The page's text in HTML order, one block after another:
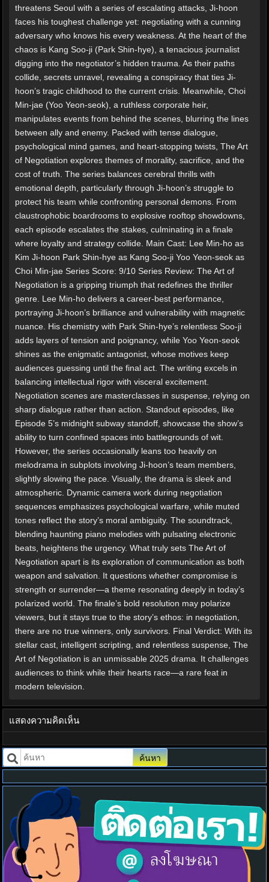
threatens Seoul with a series of escalating attacks, Ji-hoon
faces his toughest challenge yet: negotiating with a cunning
adversary who knows his every weakness. At the heart of the
chaos is Kang Soo-ji (Park Shin-hye), a tenacious journalist
digging into the negotiator’s hidden trauma. As their paths
collide, secrets unravel, revealing a conspiracy that ties Ji-
hoon’s tragic childhood to the current crisis. Meanwhile, Choi
Min-jae (Yoo Yeon-seok), a ruthless corporate heir,
manipulates events from behind the scenes, blurring the lines
between ally and enemy. Packed with tense dialogue,
psychological mind games, and heart-stopping twists, The Art
of Negotiation explores themes of morality, sacrifice, and the
cost of truth. The series balances cerebral thrills with
emotional depth, particularly through Ji-hoon’s struggle to
protect his team while confronting personal demons. From
claustrophobic boardrooms to explosive rooftop showdowns,
each episode escalates the stakes, culminating in a finale
where loyalty and strategy collide. Main Cast: Lee Min-ho as
Kim Ji-hoon Park Shin-hye as Kang Soo-ji Yoo Yeon-seok as
Choi Min-jae Series Score: 9/10 Series Review: The Art of
Negotiation is a gripping triumph that redefines the thriller
genre. Lee Min-ho delivers a career-best performance,
portraying Ji-hoon’s brilliance and vulnerability with magnetic
nuance. His chemistry with Park Shin-hye’s relentless Soo-ji
adds layers of tension and poignancy, while Yoo Yeon-seok
shines as the enigmatic antagonist, whose motives keep
audiences guessing until the final act. The writing excels in
balancing intellectual rigor with visceral excitement.
Negotiation scenes are masterclasses in suspense, relying on
sharp dialogue rather than action. Standout episodes, like
Episode 5’s midnight subway standoff, showcase the show’s
ability to turn confined spaces into battlegrounds of wit.
However, the series occasionally leans too heavily on
melodrama in subplots involving Ji-hoon’s team members,
slightly slowing the pace. Visually, the drama is sleek and
atmospheric. Dynamic camera work during negotiation
sequences emphasizes psychological warfare, while muted
tones reflect the story’s moral ambiguity. The soundtrack,
blending haunting piano melodies with pulsating electronic
beats, heightens the urgency. What truly sets The Art of
Negotiation apart is its exploration of communication as both
weapon and salvation. It questions whether compromise is
strength or surrender—a theme resonating deeply in today’s
polarized world. The finale’s bold resolution may polarize
viewers, but it stays true to the story’s ethos: in negotiation,
there are no true winners, only survivors. Final Verdict: With its
stellar cast, intelligent scripting, and relentless suspense, The
Art of Negotiation is an unmissable 2025 drama. It challenges
audiences to think while their hearts race—a rare feat in
modern television.
แสดงความคิดเห็น
ค้นหา